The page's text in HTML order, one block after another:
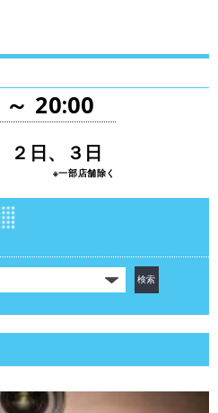
20:00
２日、３日
※一部店舗除く